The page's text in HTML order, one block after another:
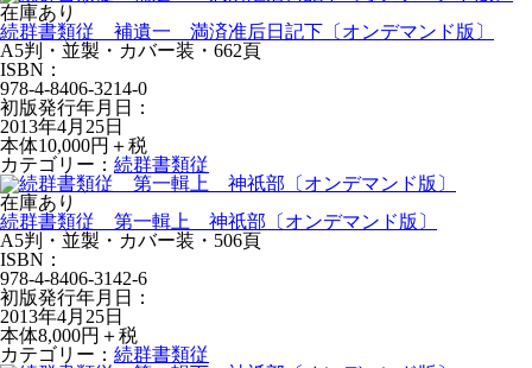
在庫あり
続群書類従 補遺一 満済准后日記下〔オンデマンド版〕
A5判・並製・カバー装・662頁
ISBN：
978-4-8406-3214-0
初版発行年月日：
2013年4月25日
本体10,000円＋税
カテゴリー： 続群書類従
在庫あり
続群書類従 第一輯上 神祇部〔オンデマンド版〕
A5判・並製・カバー装・506頁
ISBN：
978-4-8406-3142-6
初版発行年月日：
2013年4月25日
本体8,000円＋税
カテゴリー： 続群書類従